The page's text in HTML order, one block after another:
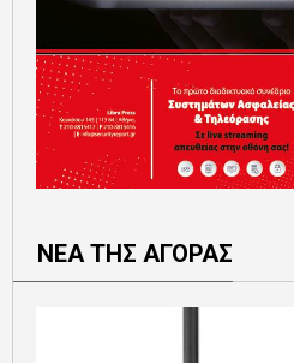
ΝΕΑ ΤΗΣ ΑΓΟΡΑΣ